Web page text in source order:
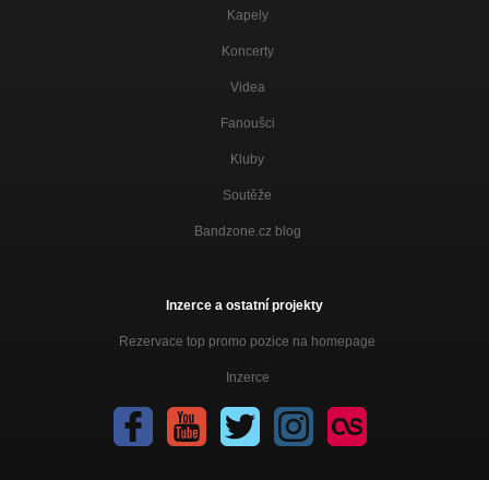
Kapely
Koncerty
Videa
Fanoušci
Kluby
Soutěže
Bandzone.cz blog
Inzerce a ostatní projekty
Rezervace top promo pozice na homepage
Inzerce